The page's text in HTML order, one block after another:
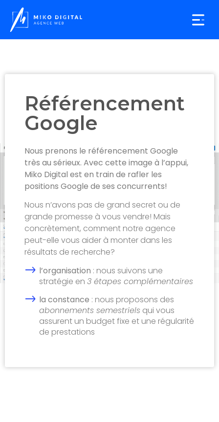
Référencement
Google
Nous prenons le référencement Google
très au sérieux. Avec cette image à l’appui,
Miko Digital est en train de rafler les
positions Google de ses concurrents!
Nous n’avons pas de grand secret ou de
grande promesse à vous vendre! Mais
concrètement, comment notre agence
peut-elle vous aider à monter dans les
résultats de recherche?
l’organisation : nous suivons une
stratégie en 3 étapes complémentaires
la constance : nous proposons des
abonnements semestriels qui vous
assurent un budget fixe et une régularité
de prestations